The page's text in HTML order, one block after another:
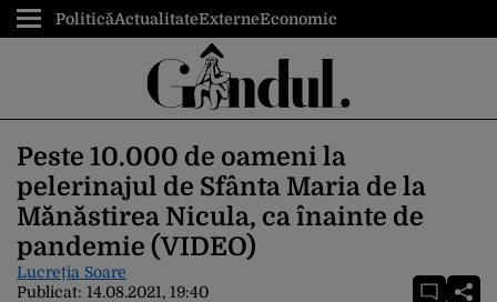
PoliticăActualitateExterneEconomic
Peste 10.000 de oameni la
pelerinajul de Sfânta Maria de la
Mănăstirea Nicula, ca înainte de
pandemie (VIDEO)
Lucreția Soare
Publicat: 14.08.2021, 19:40